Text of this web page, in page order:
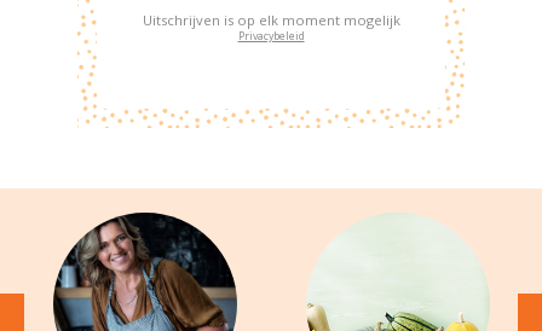
Uitschrijven is op elk moment mogelijk
Privacybeleid